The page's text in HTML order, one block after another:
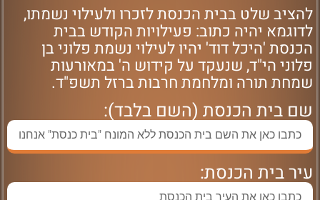
להציב שלט בבית הכנסת לזכרו ולעילוי נשמתו,
לדוגמא יהיה כתוב: פעילויות הקודש בבית
הכנסת 'היכל דוד' יהיו לעילוי נשמת פלוני בן
פלוני הי"ד, שנעקד על קידוש ה' במאורעות
שמחת תורה ומלחמת חרבות ברזל תשפ"ד.
שם בית הכנסת (השם בלבד):
עיר בית הכנסת: